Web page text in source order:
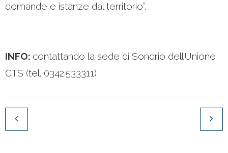
domande e istanze dal territorio”.
INFO: contattando la sede di Sondrio dell’Unione
CTS (tel. 0342.533311)